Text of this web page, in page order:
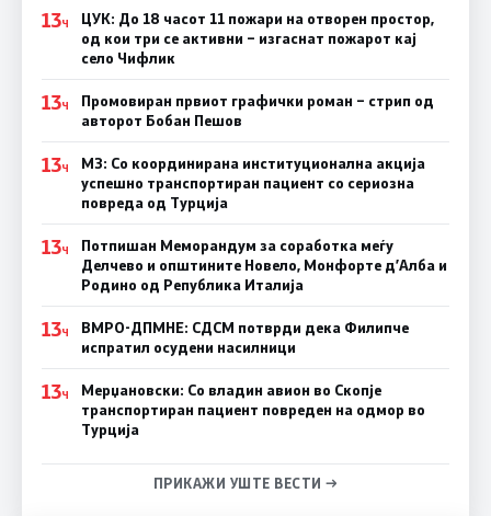
13Ч
ЦУК: До 18 часот 11 пожари на отворен простор,
од кои три се активни – изгаснат пожарот кај
село Чифлик
13Ч
Промовиран првиот графички роман – стрип од
авторот Бобан Пешов
13Ч
МЗ: Со координирана институционална акција
успешно транспортиран пациент со сериозна
повреда од Турција
13Ч
Потпишан Меморандум за соработка меѓу
Делчево и општините Новело, Монфорте д’Алба и
Родино од Република Италија
13Ч
ВМРО-ДПМНЕ: СДСM потврди дека Филипче
испратил осудени насилници
13Ч
Мерџановски: Со владин авион во Скопје
транспортиран пациент повреден на одмор во
Турција
ПРИКАЖИ УШТЕ ВЕСТИ →